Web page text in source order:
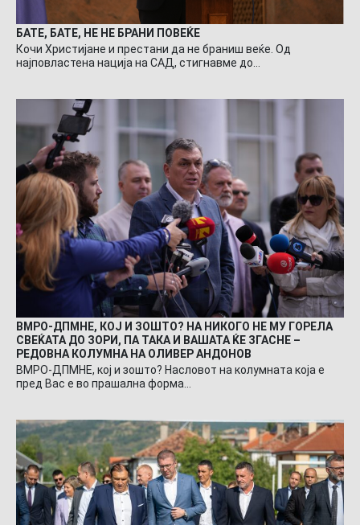
БАТЕ, БАТЕ, НЕ НЕ БРАНИ ПОВЕЌЕ
Кочи Христијане и престани да не браниш веќе. Од
најповластена нација на САД, стигнавме до…
ВМРО-ДПМНЕ, КОЈ И ЗОШТО? НА НИКОГО НЕ МУ ГОРЕЛА
СВЕЌАТА ДО ЗОРИ, ПА ТАКА И ВАШАТА ЌЕ ЗГАСНЕ –
РЕДОВНА КОЛУМНА НА ОЛИВЕР АНДОНОВ
ВМРО-ДПМНЕ, кој и зошто? Насловот на колумната која е
пред Вас е во прашална форма…